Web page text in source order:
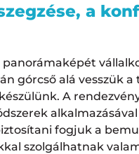
a
górcső alá vesszük
A
fogjuk a
szolgálhatnak